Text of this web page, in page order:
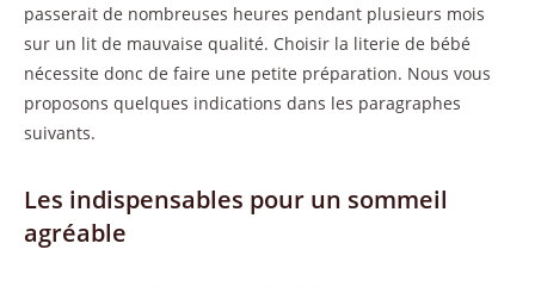
passerait de nombreuses heures pendant plusieurs mois
sur un lit de mauvaise qualité. Choisir la literie de bébé
nécessite donc de faire une petite préparation. Nous vous
proposons quelques indications dans les paragraphes
suivants.
Les indispensables pour un sommeil
agréable